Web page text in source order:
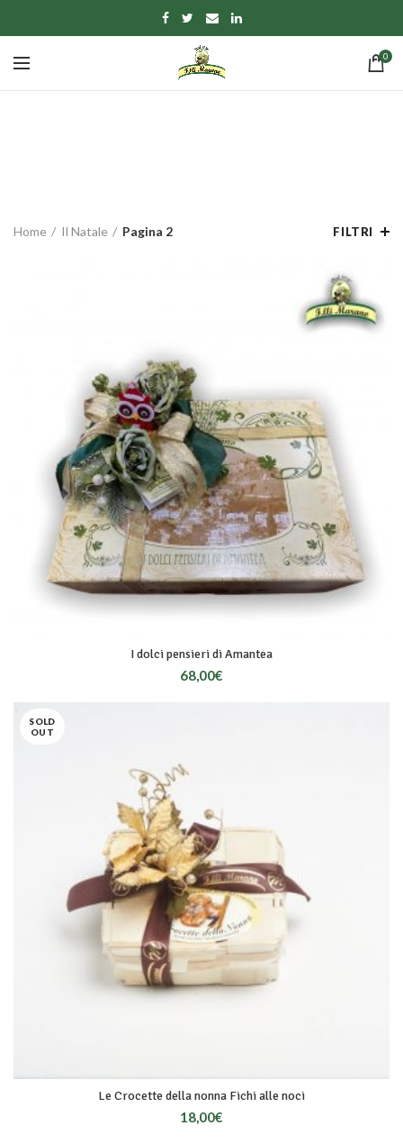
0
Home Il Natale Pagina 2 FILTRI
I dolci pensieri di Amantea
68,00€
SOLD
OUT
Le Crocette della nonna Fichi alle noci
18,00€